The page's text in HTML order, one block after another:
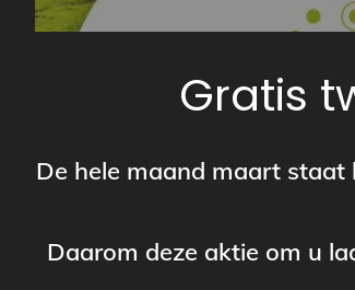
Gratis
De hele maand maart staat
Daarom deze aktie om u